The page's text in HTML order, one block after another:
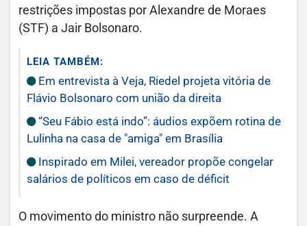
restrições impostas por Alexandre de Moraes
(STF) a Jair Bolsonaro.
LEIA TAMBÉM:
Em entrevista à Veja, Riedel projeta vitória de
Flávio Bolsonaro com união da direita
“Seu Fábio está indo”: áudios expõem rotina de
Lulinha na casa de "amiga" em Brasília
Inspirado em Milei, vereador propõe congelar
salários de políticos em caso de déficit
O movimento do ministro não surpreende. A